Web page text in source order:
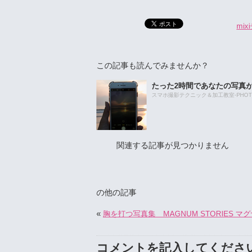
mixi
この記事も読んでみませんか？
たった2時間であなたの写真
スマホ撮影テクニック＆加工教室-
関連する記事が見つかりません
の他の記事
« 胸を打つ写真集 MAGNUM STORIES マ
コメントを記入してくださ